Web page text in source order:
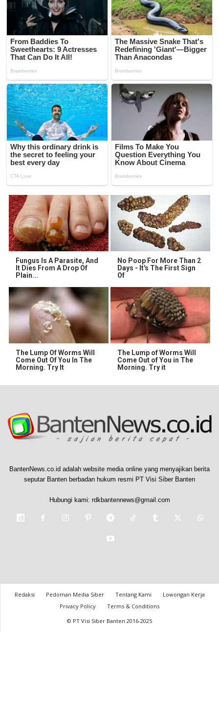
Fungus Is A Parasite, And
It Dies From A Drop Of
Plain...
No Poop For More Than 2
Days - It's The First Sign
Of
The Lump Of Worms Will
Come Out Of You In The
Morning. Try It
The Lump of Worms Will
Come Out of You in The
Morning. Try it
BantenNews.co.id adalah website media online yang menyajikan berita
seputar Banten berbadan hukum resmi PT Visi Siber Banten
Hubungi kami: rdkbantennews@gmail.com
Redaksi Pedoman Media Siber Tentang Kami
Lowongan Kerja
Privacy Policy
Terms & Conditions
© PT Visi Siber Banten 2016-2025